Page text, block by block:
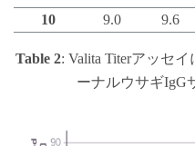
10
9.0 9.6
Table 2: Valita Titerアッセ
ーナルウサギIgG